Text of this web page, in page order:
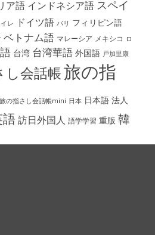
ア語 インドネシア語 スペイ
イレ ドイツ語 パリ フィリピン語
ベトナム語 マレーシア メキシコ ロ
台湾 台湾華語 外国語 戸加里康
し会話帳旅の指
旅の指さし会話帳mini 日本 日本語 法人
訪日外国人 語学学習 重版 韓